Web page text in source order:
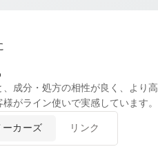
成分・処方の相性が良く、より高
がライン使いで実感しています。
ーカーズ リンク